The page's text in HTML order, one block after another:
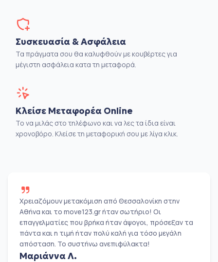
Συσκευασία & Ασφάλεια
Τα πράγματα σου θα καλυφθούν με κουβέρτες για
μέγιστη ασφάλεια κατα τη μεταφορά.
Κλείσε Μεταφορέα Online
Το να μιλάς στο τηλέφωνο και να λες τα ίδια είναι
χρονοβόρο. Κλείσε τη μεταφορική σου με λίγα κλικ.
Χρειαζόμουν μετακόμιση από Θεσσαλονίκη στην
Αθήνα και το move123.gr ήταν σωτήριο! Οι
επαγγελματίες που βρήκα ήταν άψογοι, πρόσεξαν τα
πάντα και η τιμή ήταν πολύ καλή για τόσο μεγάλη
απόσταση. Το συστήνω ανεπιφύλακτα!
Μαριάννα Λ.